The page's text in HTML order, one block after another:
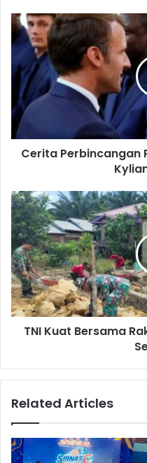
Cerita Perbincangan
TNI Kuat Bersama
Related Articles